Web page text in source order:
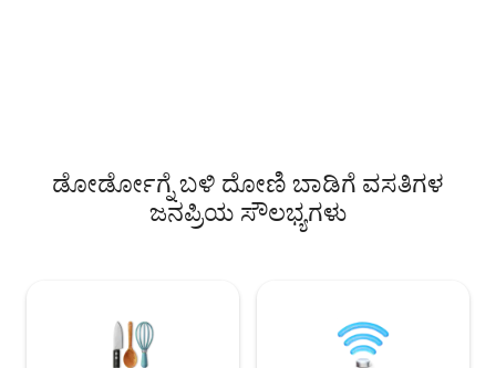
ಡೋರ್ಡೋಗ್ನೆ ಬಳಿ ದೋಣಿ ಬಾಡಿಗೆ ವಸತಿಗಳ
ಜನಪ್ರಿಯ ಸೌಲಭ್ಯಗಳು